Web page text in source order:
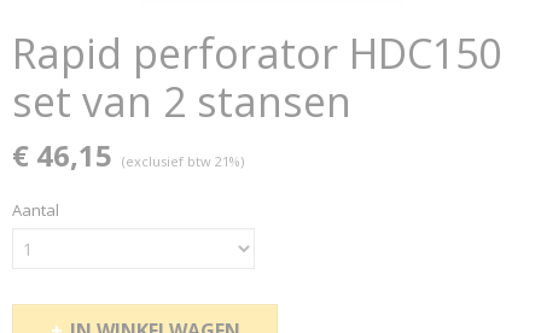
Rapid perforator HDC150
set van 2 stansen
€ 46,15 (exclusief btw 21%)
Aantal